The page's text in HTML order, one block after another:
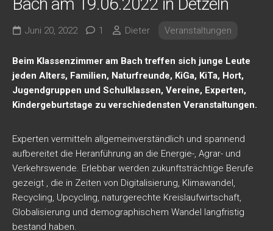
Juni 20, 2022 1 Dieter Veranstaltungen
Beim Klassenzimmer am Bach treffen sich junge Leute
jeden Alters, Familien, Naturfreunde, KiGa, KiTa, Hort,
Jugendgruppen und Schulklassen, Vereine, Experten,
Kindergeburtstage zu verschiedensten Veranstaltungen.
Experten vermitteln allgemeinverständlich und spannend
aufbereitet die Heranführung an die Energie-, Agrar- und
Verkehrswende. Erlebbar werden zukunftsträchtige Berufe
gezeigt , die in Zeiten von Digitalisierung, Klimawandel,
Recycling, Upcycling, naturgerechte Kreislaufwirtschaft,
Globalisierung und demographischem Wandel langfristig
bestand haben.